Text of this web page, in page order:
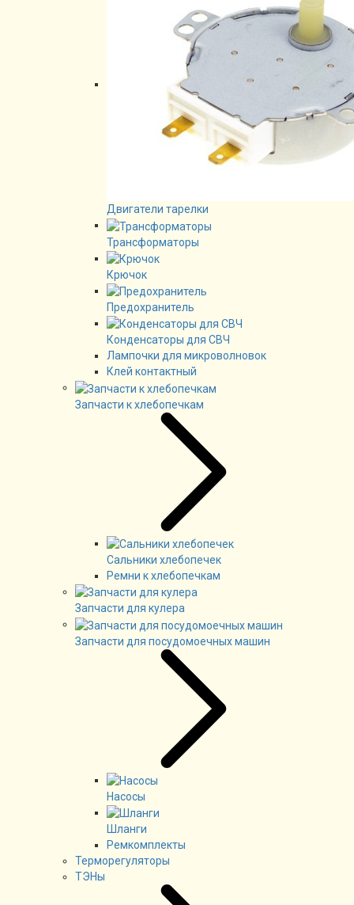
Двигатели тарелки
Трансформаторы
Крючок
Предохранитель
Конденсаторы для СВЧ
Лампочки для микроволновок
Клей контактный
Запчасти к хлебопечкам
Сальники хлебопечек
Ремни к хлебопечкам
Запчасти для кулера
Запчасти для посудомоечных машин
Насосы
Шланги
Ремкомплекты
Терморегуляторы
ТЭНы